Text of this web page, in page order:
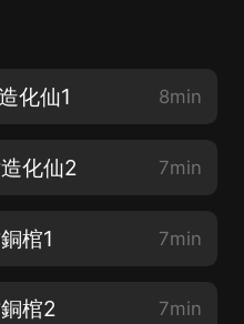
化仙1 8min
化仙2 7min
棺1 7min
棺2 7min